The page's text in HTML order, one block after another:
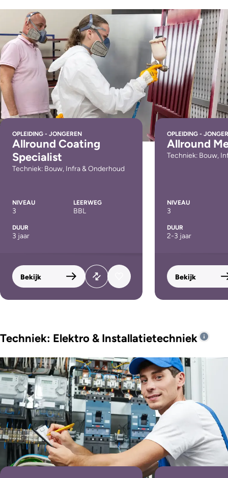
OPLEIDING - JONGEREN
Allround Coating
Specialist
Techniek: Bouw, Infra & Onderhoud
NIVEAU
3
LEERWEG
BBL
DUUR
3 jaar
Bekijk
OPLEIDING -
Allround
Techniek: Bouw,
NIVEAU
3
DUUR
2-3 jaar
Bekijk
Techniek: Elektro & Installatietechniek